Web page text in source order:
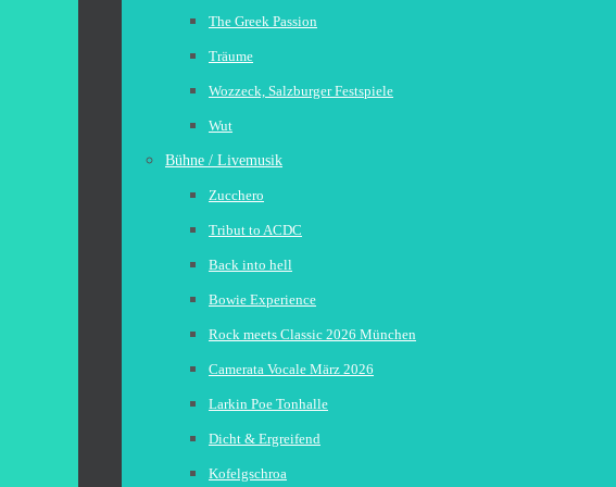
The Greek Passion
Träume
Wozzeck, Salzburger Festspiele
Wut
Bühne / Livemusik
Zucchero
Tribut to ACDC
Back into hell
Bowie Experience
Rock meets Classic 2026 München
Camerata Vocale März 2026
Larkin Poe Tonhalle
Dicht & Ergreifend
Kofelgschroa